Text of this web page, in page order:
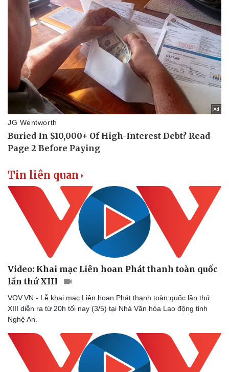
Doanh nghiệp
Thông tin doanh nghiệp
Doanh nghiệp 24h
Doanh nhân
Vì cộng đồng
Công nghệ
Sành điệu
Tin Công nghệ
Trải nghiệm
Chuyển đổi số
Tin liên quan
Video: Khai mạc Liên hoan Phát thanh toàn quốc
lần thứ XIII
VOV.VN - Lễ khai mạc Liên hoan Phát thanh toàn quốc lần thứ
XIII diễn ra từ 20h tối nay (3/5) tại Nhà Văn hóa Lao động tỉnh
Nghệ An.